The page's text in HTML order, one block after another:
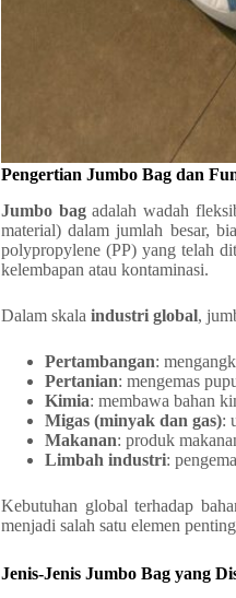
Pengertian Jumbo Bag dan
Jumbo bagadalah wadah
material) dalam jumlah besar,
polypropylene (PP) yang telah
kelembapan atau kontaminasi.
Dalam skala industri global,
Pertambangan:
Pertanian: mengemas
Kimia: membawa bahan
Migas (minyak dan gas):
Makanan: produk
Limbah industri:
Kebutuhan global terhadap
menjadi salah satu elemen
Jenis-Jenis Jumbo Bag yang